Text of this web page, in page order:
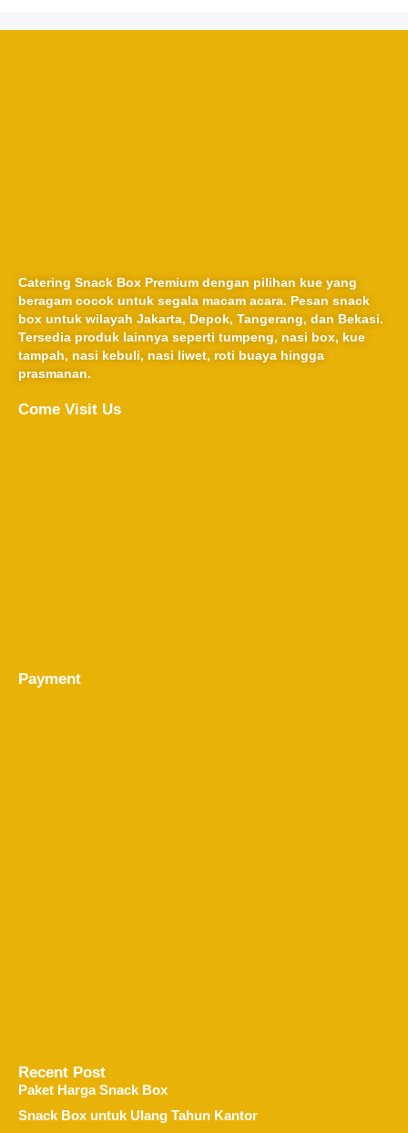
Catering Snack Box Premium dengan pilihan kue yang
beragam cocok untuk segala macam acara. Pesan snack
box untuk wilayah Jakarta, Depok, Tangerang, dan Bekasi.
Tersedia produk lainnya seperti tumpeng, nasi box, kue
tampah, nasi kebuli, nasi liwet, roti buaya hingga
prasmanan.
Come Visit Us
Payment
Recent Post
Paket Harga Snack Box
Snack Box untuk Ulang Tahun Kantor